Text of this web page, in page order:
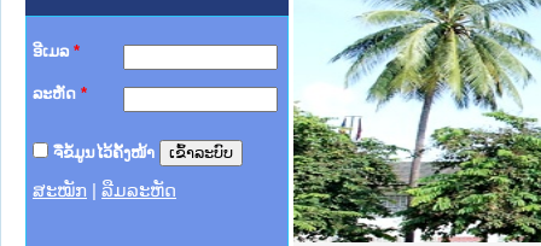
ອີເມລ *
ລະຫັດ *
ຈື່ຂໍ້ມູນໄວ້ຄັ້ງໜ້າ
ສະໝັກ ລືມລະຫັດ